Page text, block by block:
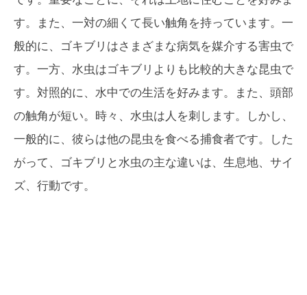
す。また、一対の細くて長い触角を持っています。一
般的に、ゴキブリはさまざまな病気を媒介する害虫で
す。一方、水虫はゴキブリよりも比較的大きな昆虫で
す。対照的に、水中での生活を好みます。また、頭部
の触角が短い。時々、水虫は人を刺します。しかし、
一般的に、彼らは他の昆虫を食べる捕食者です。した
がって、ゴキブリと水虫の主な違いは、生息地、サイ
ズ、行動です。